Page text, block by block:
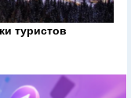
туристов